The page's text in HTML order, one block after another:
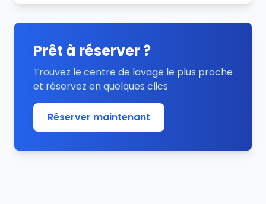
Prêt à réserver ?
Trouvez le centre de lavage le plus proche
et réservez en quelques clics
Réserver maintenant